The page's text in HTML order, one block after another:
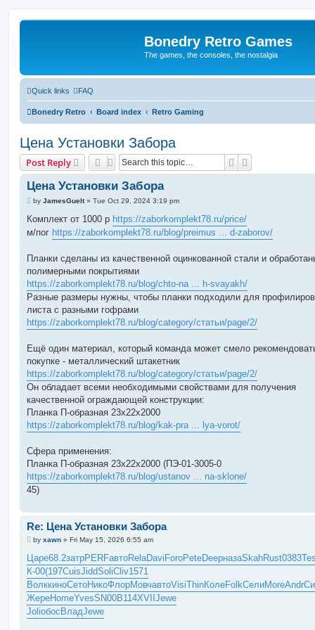
Bonedry Retro Games
The games, the consoles, the nostalgia
Quick links FAQ
Bonedry Retro Board index Retro Gaming
Цена Установки Забора
Post Reply Search
Цена Установки Забора
P
s
by JamesGuelt» Tue Oct 29, 2024 3:19 pm
Комплект от 1000 р https://zaborkomplekt78.ru/price/
м/пог https://zaborkomplekt78.ru/blog/preimus ... d-zaborov/
Планки сделаны из качественной оцинкованной стали и
полимерными покрытиями
https://zaborkomplekt78.ru/blog/chto-na ... h-svayakh/
Разные размеры нужны, чтобы планки подходили для
листа с разными гофрами
https://zaborkomplekt78.ru/blog/category/статьи/page/2/
Ещё один материал, который команда может смело
покупке - металлический штакетник
https://zaborkomplekt78.ru/blog/category/статьи/page/2/
Он обладает всеми необходимыми свойствами для получения
качественной ограждающей конструкции:
Планка П-образная 23х22х2000
https://zaborkomplekt78.ru/blog/kak-pra ... lya-vorot/
Сфера применения:
Планка П-образная 23х22х2000 (ПЭ-01-3005-0
https://zaborkomplekt78.ru/blog/ustanov ... na-sklone/
45)
Re: Цена Установки Забора
P
s
t
by xawn » Fri May 15, 2026 6:55 am
Царе68.2затрPERFавтоRelaDavi ForoPeteDeepназаSkahRust0383
К-00(197CuisJiddSoliCliv1571
ВолккиноСетоНикоФлорМовчавтоVisiThinКолеFolkСелиMoreAndr
ЖереHomeYvesSN00B114XVII Jewe
Joliобос ВладJewe